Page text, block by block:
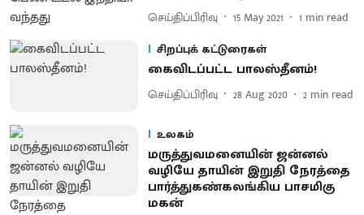
செய்திப்பிரிவு 15 May 2021 1 min read
சிறப்புக் கட்டுரைகள்
கைவிடப்பட்ட பாலஸ்தீனம்!
செய்திப்பிரிவு 28 Aug 2020 2 min read
உலகம்
மருத்துவமனையின் ஜன்னல்
வழியே தாயின் இறுதி நேரத்தை
பார்த்துகண்கலங்கிய பாசமிகு
மகன்